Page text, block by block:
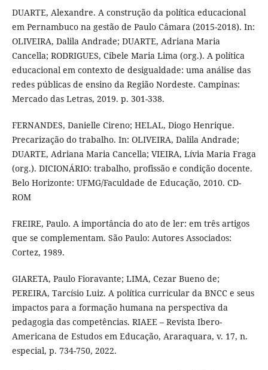
DUARTE, Alexandre. A construção da política educacional
em Pernambuco na gestão de Paulo Câmara (2015-2018). In:
OLIVEIRA, Dalila Andrade; DUARTE, Adriana Maria
Cancella; RODRIGUES, Cibele Maria Lima (org.). A política
educacional em contexto de desigualdade: uma análise das
redes públicas de ensino da Região Nordeste. Campinas:
Mercado das Letras, 2019. p. 301-338.
FERNANDES, Danielle Cireno; HELAL, Diogo Henrique.
Precarização do trabalho. In: OLIVEIRA, Dalila Andrade;
DUARTE, Adriana Maria Cancella; VIEIRA, Lívia Maria Fraga
(org.). DICIONÁRIO: trabalho, profissão e condição docente.
Belo Horizonte: UFMG/Faculdade de Educação, 2010. CD-
ROM
FREIRE, Paulo. A importância do ato de ler: em três artigos
que se complementam. São Paulo: Autores Associados:
Cortez, 1989.
GIARETA, Paulo Fioravante; LIMA, Cezar Bueno de;
PEREIRA, Tarcísio Luiz. A política curricular da BNCC e seus
impactos para a formação humana na perspectiva da
pedagogia das competências. RIAEE – Revista Ibero-
Americana de Estudos em Educação, Araraquara, v. 17, n.
especial, p. 734-750, 2022.